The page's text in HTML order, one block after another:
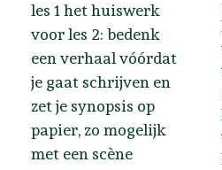
les 1 het huiswerk
voor les 2: bedenk
een verhaal vóórdat
je gaat schrijven en
zet je synopsis op
papier, zo mogelijk
met een scène